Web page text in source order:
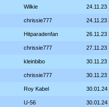
Wilkie 24.11.23
chrissie777 24.11.23
Hitparadenfan 26.11.23
chrissie777 27.11.23
kleinbibo 30.11.23
chrissie777 30.11.23
Roy Kabel 30.01.24
U-56 30.01.24